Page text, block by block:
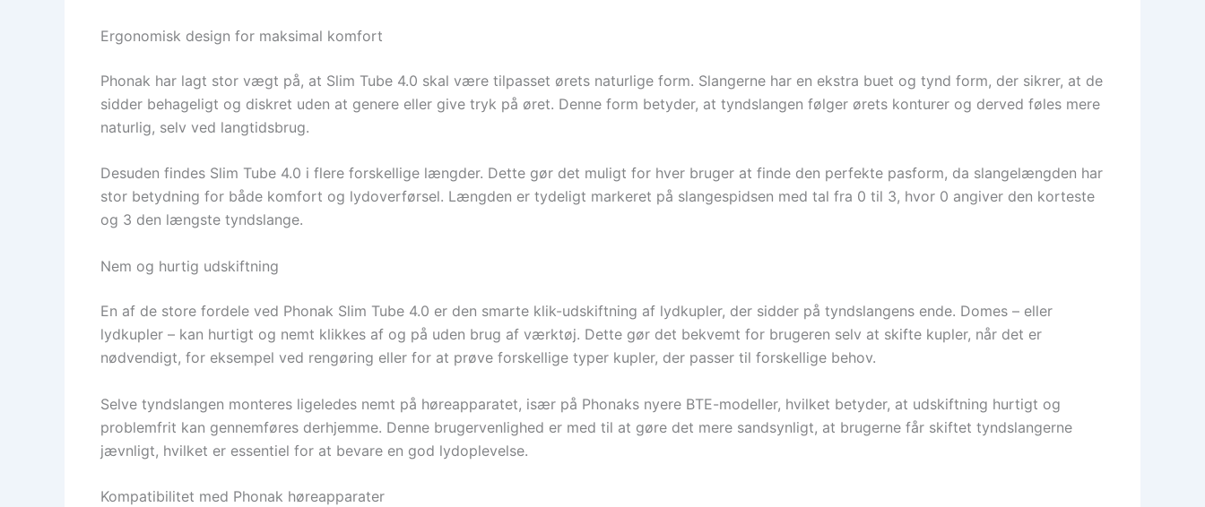
Ergonomisk design for maksimal komfort
Phonak har lagt stor vægt på, at Slim Tube 4.0 skal være tilpasset ørets naturlige form. Slangerne har en ekstra buet og tynd form, der sikrer, at de
sidder behageligt og diskret uden at genere eller give tryk på øret. Denne form betyder, at tyndslangen følger ørets konturer og derved føles mere
naturlig, selv ved langtidsbrug.
Desuden findes Slim Tube 4.0 i flere forskellige længder. Dette gør det muligt for hver bruger at finde den perfekte pasform, da slangelængden har
stor betydning for både komfort og lydoverførsel. Længden er tydeligt markeret på slangespidsen med tal fra 0 til 3, hvor 0 angiver den korteste
og 3 den længste tyndslange.
Nem og hurtig udskiftning
En af de store fordele ved Phonak Slim Tube 4.0 er den smarte klik-udskiftning af lydkupler, der sidder på tyndslangens ende. Domes – eller
lydkupler – kan hurtigt og nemt klikkes af og på uden brug af værktøj. Dette gør det bekvemt for brugeren selv at skifte kupler, når det er
nødvendigt, for eksempel ved rengøring eller for at prøve forskellige typer kupler, der passer til forskellige behov.
Selve tyndslangen monteres ligeledes nemt på høreapparatet, især på Phonaks nyere BTE-modeller, hvilket betyder, at udskiftning hurtigt og
problemfrit kan gennemføres derhjemme. Denne brugervenlighed er med til at gøre det mere sandsynligt, at brugerne får skiftet tyndslangerne
jævnligt, hvilket er essentiel for at bevare en god lydoplevelse.
Kompatibilitet med Phonak høreapparater